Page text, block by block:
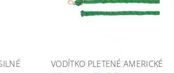
VODÍTKO PLETENÉ AMERICKÉ